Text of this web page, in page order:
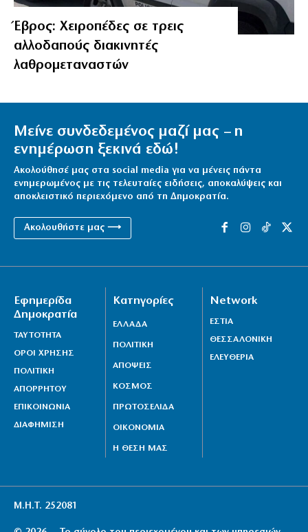
Έβρος: Χειροπέδες σε τρεις
αλλοδαπούς διακινητές
λαθρομεταναστών
Μείνε συνδεδεμένος μαζί μας – η
ενημέρωση ξεκινά εδώ!
Ακολούθησέ μας στα social media για να μένεις πάντα
ενημερωμένος με τις τελευταίες ειδήσεις, αποκαλύψεις και
αποκλειστικό περιεχόμενο από τη Δημοκρατία.
Ακολουθήστε μας ⟶
Εφημερίδα
Δημοκρατία
ΤΑΥΤΟΤΗΤΑ
ΟΡΟΙ ΧΡΗΣΗΣ
ΠΟΛΙΤΙΚΗ
ΑΠΟΡΡΗΤΟΥ
ΕΠΙΚΟΙΝΩΝΙΑ
ΔΙΑΦΗΜΙΣΗ
Κατηγορίες
ΕΛΛΑΔΑ
ΠΟΛΙΤΙΚΗ
ΑΠΟΨΕΙΣ
ΚΟΣΜΟΣ
ΠΡΩΤΟΣΕΛΙΔΑ
ΟΙΚΟΝΟΜΙΑ
Η ΘΕΣΗ ΜΑΣ
Network
ΕΣΤΙΑ
ΘΕΣΣΑΛΟΝΙΚΗ
ΕΛΕΥΘΕΡΙΑ
Μ.Η.Τ. 252081